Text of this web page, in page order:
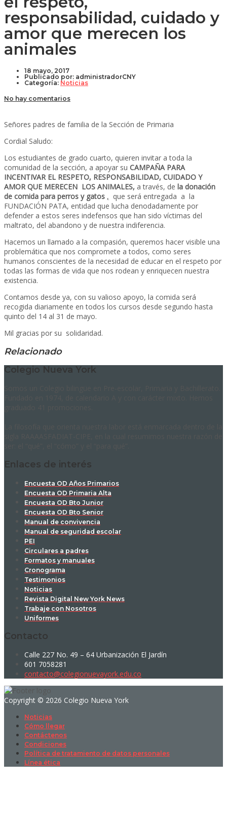
responsabilidad, cuidado y
amor que merecen los
animales
18 mayo, 2017
Publicado por: administradorCNY
Categoría: Noticias
No hay comentarios
Señores padres de familia de la Sección de Primaria
Cordial Saludo:
Los estudiantes de grado cuarto, quieren invitar a toda la
comunidad de la sección, a apoyar su CAMPAÑA PARA
INCENTIVAR EL RESPETO, RESPONSABILIDAD, CUIDADO Y
AMOR QUE MERECEN LOS ANIMALES, a través, de la donación
de comida para perros y gatos , que será entregada a la
FUNDACIÓN PATA, entidad que lucha denodadamente por
defender a estos seres indefensos que han sido víctimas del
maltrato, del abandono y de nuestra indiferencia.
Hacemos un llamado a la compasión, queremos hacer visible una
problemática que nos compromete a todos, como seres
humanos conscientes de la necesidad de educar en el respeto por
todas las formas de vida que nos rodean y enriquecen nuestra
existencia.
Contamos desde ya, con su valioso apoyo, la comida será
recogida diariamente en todos los cursos desde segundo hasta
quinto del 14 al 31 de mayo.
Mil gracias por su solidaridad.
Relacionado
Colegio Nueva York
Enlaces de interés
Encuesta OD Años Primarios
Encuesta OD Primaria Alta
Encuesta OD Bto Junior
Encuesta OD Bto Senior
Manual de convivencia
Manual de seguridad escolar
PEI
Circulares a padres
Formatos y manuales
Cronograma
Testimonios
Noticias
Revista Digital New York News
Trabaje con Nosotros
Uniformes
Contacto
Calle 227 No. 49 – 64 Urbanización El Jardín
601 7058281
contacto@colegionuevayork.edu.co
Copyright © 2026 Colegio Nueva York
Noticias
Cómo llegar
Contáctenos
Condiciones
Política de tratamiento de datos personales
Línea ética